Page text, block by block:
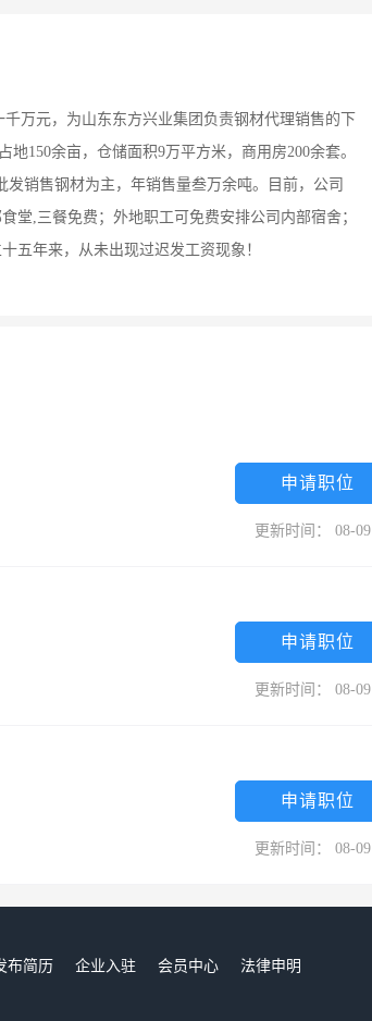
万元，为山东东方兴业集团负责钢材代理销售的下
150余亩，仓储面积9万平方米，商用房200余套。
销售钢材为主，年销售量叁万余吨。目前，公司
堂,三餐免费；外地职工可免费安排公司内部宿舍；
五年来，从未出现过迟发工资现象！
申请职位
更新时间： 08-09
申请职位
更新时间： 08-09
申请职位
更新时间： 08-09
布简历 企业入驻 会员中心
法律申明